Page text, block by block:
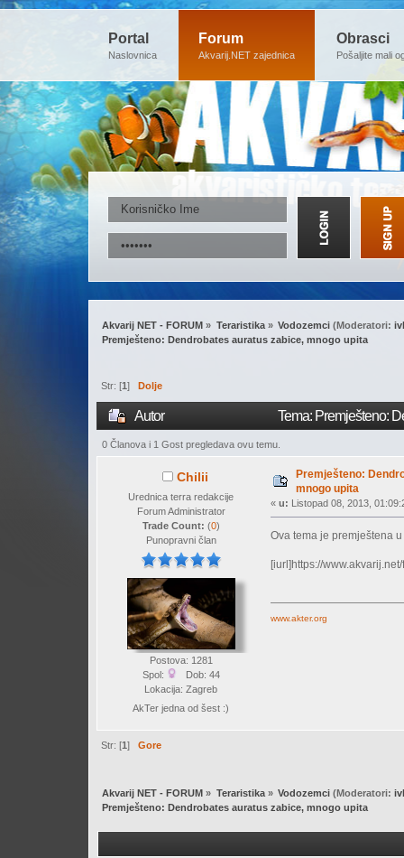
Portal
Naslovnica
Forum
Akvarij.NET zajednica
Obrasci
Pošaljite mali
Akvarij NET - FORUM » Teraristika» Vodozemci (Moderatori:
Premješteno: Dendrobates auratus zabice, mnogo upita
Str: [1] Dolje
Autor Tema: Premješteno:
0 Članova i 1 Gost pregledava ovu temu.
Chilii
Urednica terra redakcije
Forum Administrator
Trade Count: (0)
Punopravni član
Postova: 1281
Spol:
Dob: 44
Lokacija: Zagreb
AkTer jedna od šest :)
Premješteno:
mnogo upita
« u: Listopad 08, 2013,
Ova tema je premještena u
[iurl]https://
www.akter.org
Str: [1]Gore
Akvarij NET - FORUM » Teraristika» Vodozemci (Moderatori:
Premješteno: Dendrobates auratus zabice, mnogo upita